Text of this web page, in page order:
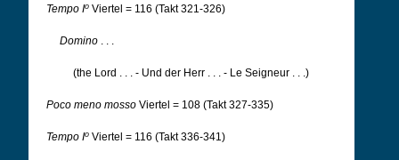
Tempo Io Viertel = 116 (Takt 321-326)
Domino . . .
(the Lord . . . - Und der Herr . . . - Le Seigneur . . .)
Poco meno mosso Viertel = 108 (Takt 327-335)
Tempo Io Viertel = 116 (Takt 336-341)